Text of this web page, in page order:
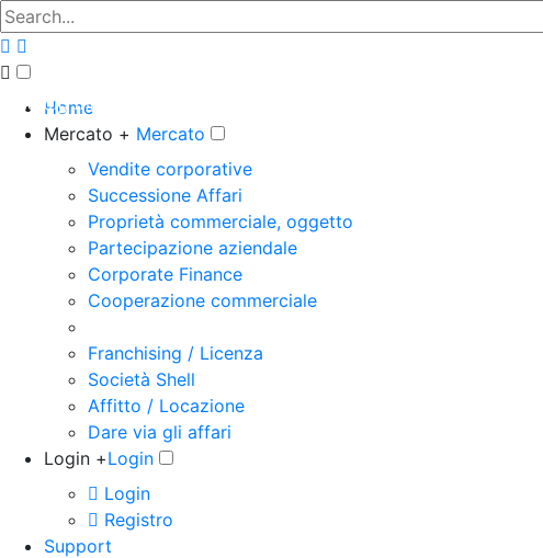
The big marketplace for business
Home
Mercato + Mercato
Vendite corporative
Successione Affari
Proprietà commerciale, oggetto
Partecipazione aziendale
Corporate Finance
Cooperazione commerciale
Franchising / Licenza
Società Shell
Affitto / Locazione
Dare via gli affari
Login +Login
Login
Registro
Support